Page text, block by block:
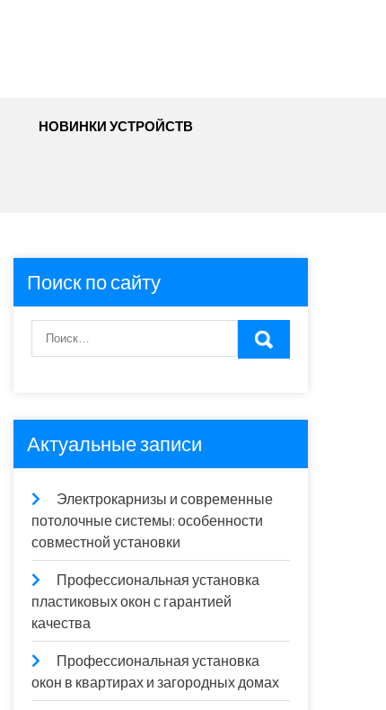
НОВИНКИ УСТРОЙСТВ
Поиск по сайту
Актуальные записи
Электрокарнизы и современные
потолочные системы: особенности
совместной установки
Профессиональная установка
пластиковых окон с гарантией
качества
Профессиональная установка
окон в квартирах и загородных домах